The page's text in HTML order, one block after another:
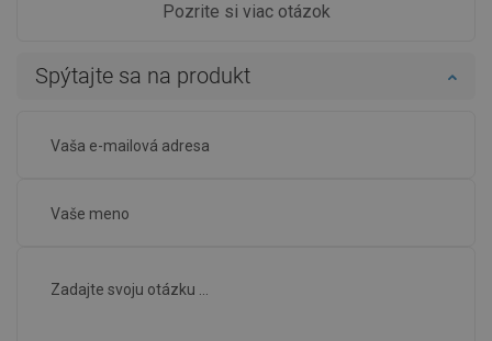
Pozrite si viac otázok
Spýtajte sa na produkt